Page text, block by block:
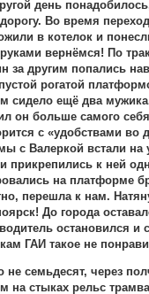
день
Во время
в котелок и
вернёмся! По
за другим попались
рогатой
сидело ещё два
он больше самого
с «удобствами во
с Валеркой встали на
прикрепились к ней
на платформе
перешла к нам.
До города
остановился и
ГАИ такое не
не семьдесят, через
на стыках рельс